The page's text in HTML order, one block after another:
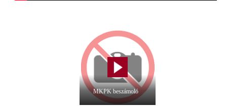
MKPK beszámoló